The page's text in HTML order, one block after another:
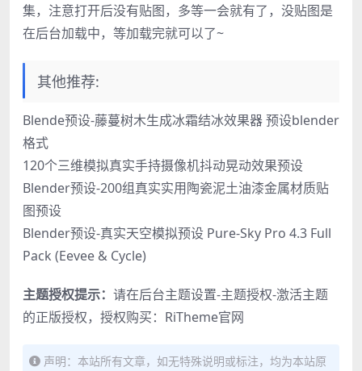
集，注意打开后没有贴图，多等一会就有了，没贴图是
在后台加载中，等加载完就可以了~
其他推荐:
Blende预设-藤蔓树木生成冰霜结冰效果器 预设blender
格式
120个三维模拟真实手持摄像机抖动晃动效果预设
Blender预设-200组真实实用陶瓷泥土油漆金属材质贴
图预设
Blender预设-真实天空模拟预设 Pure-Sky Pro 4.3 Full
Pack (Eevee & Cycle)
主题授权提示： 请在后台主题设置-主题授权-激活主题
的正版授权，授权购买： RiTheme官网
声明：本站所有文章，如无特殊说明或标注，均为本站原